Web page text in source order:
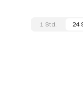
1 Std. 24